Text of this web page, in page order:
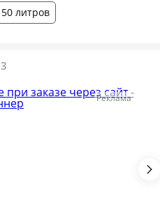
50 литров
3
Реклама